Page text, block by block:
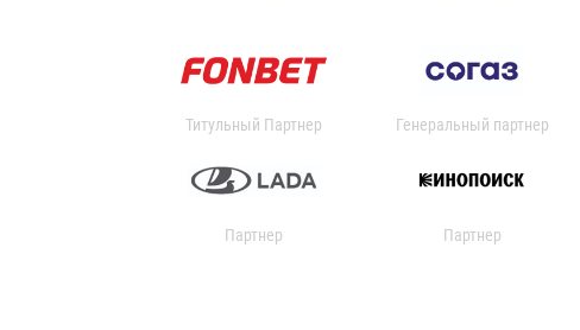
Титульный Партнер Генеральный партнер
Партнер Партнер